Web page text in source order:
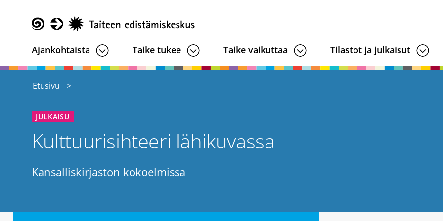
pääsisältöön
Ajankohtaista Taike tukee Taike vaikuttaa Tilastot ja julkaisut
Etusivu
JULKAISU
Kulttuurisihteeri lähikuvassa
Kansalliskirjaston kokoelmissa